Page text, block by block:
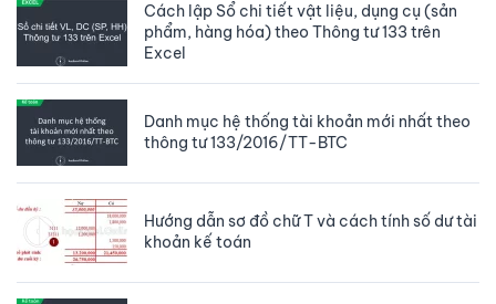
Cách lập Sổ chi tiết vật liệu, dụng cụ (sản
phẩm, hàng hóa) theo Thông tư 133 trên
Excel
Danh mục hệ thống tài khoản mới nhất theo
thông tư 133/2016/TT-BTC
Hướng dẫn sơ đồ chữ T và cách tính số dư tài
khoản kế toán